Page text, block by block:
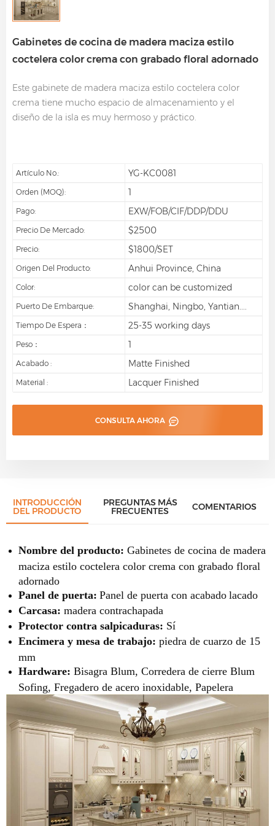
Gabinetes de cocina de madera maciza estilo
coctelera color crema con grabado floral adornado
Este gabinete de madera maciza estilo coctelera color
crema tiene mucho espacio de almacenamiento y el
diseño de la isla es muy hermoso y práctico.
Artículo No.: YG-KC0081
Orden (MOQ): 1
Pago: EXW/FOB/CIF/DDP/DDU
Precio De Mercado: $2500
Precio: $1800/SET
Origen Del Producto: Anhui Province, China
Color: color can be customized
Puerto De Embarque: Shanghai, Ningbo, Yantian....
Tiempo De Espera： 25-35 working days
Peso： 1
Acabado : Matte Finished
Material : Lacquer Finished
CONSULTA AHORA
INTRODUCCIÓN
DEL PRODUCTO
PREGUNTAS MÁS
FRECUENTES COMENTARIOS
Nombre del producto: Gabinetes de cocina de madera
maciza estilo coctelera color crema con grabado floral
adornado
Panel de puerta: Panel de puerta con acabado lacado
Carcasa: madera contrachapada
Protector contra salpicaduras: Sí
Encimera y mesa de trabajo: piedra de cuarzo de 15
mm
Hardware: Bisagra Blum, Corredera de cierre Blum
Sofing, Fregadero de acero inoxidable, Papelera